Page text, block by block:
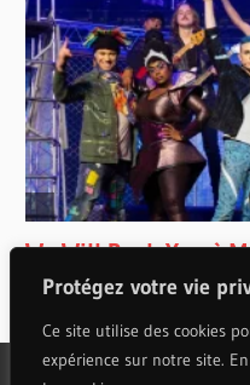
Protégez votre vie
Ce site utilise des cookies
expérience sur notre site.